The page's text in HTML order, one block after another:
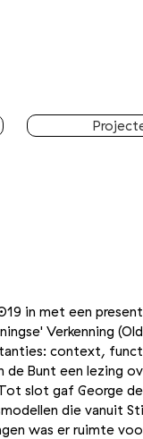
in met een
Verkenning
context,
Bunt een lezing
slot gaf George
die vanuit
was er ruimte